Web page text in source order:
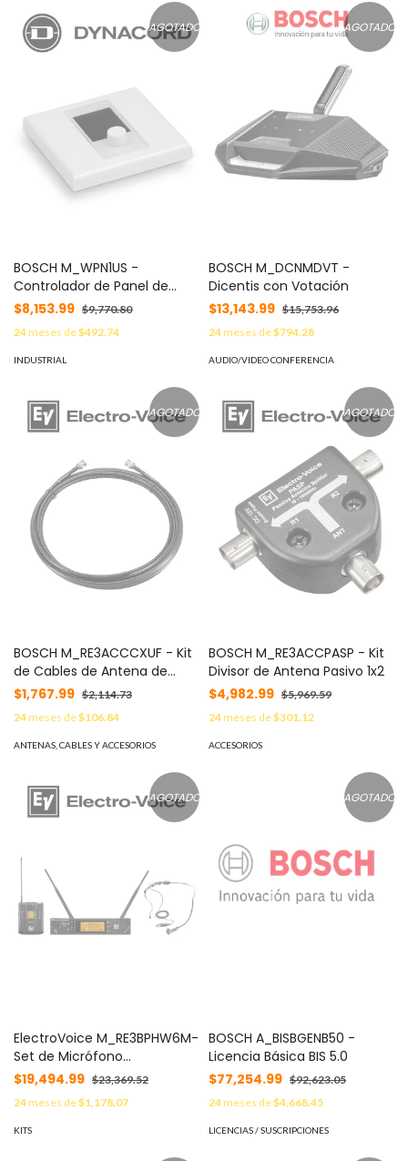
AGOTADO
BOSCH M_WPN1US -
Controlador de Panel de
Pared en Red
$8,153.99 $9,770.80
24meses de$492.74
INDUSTRIAL
AGOTADO
BOSCH M_DCNMDVT -
Dicentis con Votación
$13,143.99 $15,753.96
24meses de$794.28
AUDIO/VIDEO CONFERENCIA
AGOTADO
BOSCH M_RE3ACCCXUF - Kit
de Cables de Antena de
Montaje Trasero a Delantero
$1,767.99 $2,114.73
24meses de$106.84
ANTENAS, CABLES Y ACCESORIOS
AGOTADO
BOSCH M_RE3ACCPASP - Kit
Divisor de Antena Pasivo 1x2
$4,982.99 $5,969.59
24meses de$301.12
ACCESORIOS
AGOTADO
ElectroVoice M_RE3BPHW6M-
Set de Micrófono
Inalámbrico RE3 / Diadema
Supercardioide HW3 / 653-
663MHz
$19,494.99 $23,369.52
24meses de$1,178.07
KITS
AGOTADO
BOSCH A_BISBGENB50 -
Licencia Básica BIS 5.0
$77,254.99 $92,623.05
24meses de$4,668.45
LICENCIAS / SUSCRIPCIONES